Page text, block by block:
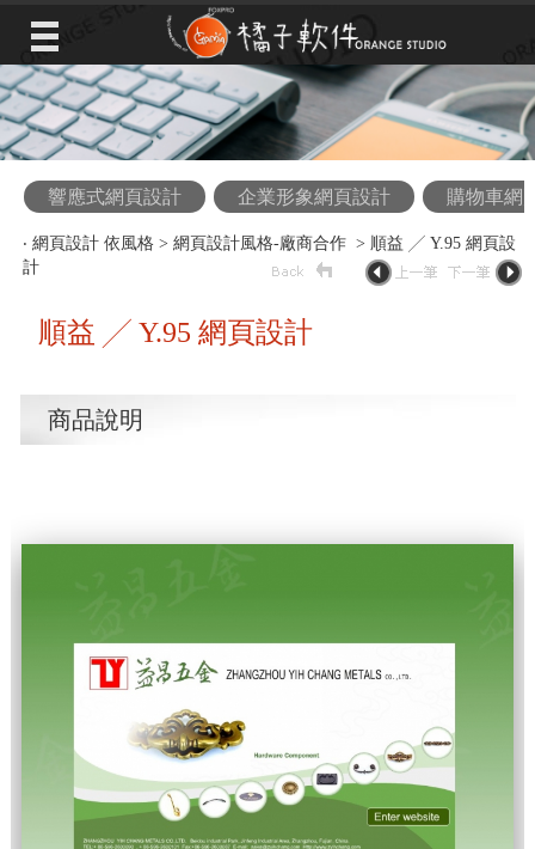
響應式網頁設計 企業形象網頁設計 購物車網
‧ 網頁設計 依風格> 網頁設計風格-廠商合作 > 順益 ╱ Y.95 網頁設
計
順益 ╱ Y.95 網頁設計
商品說明